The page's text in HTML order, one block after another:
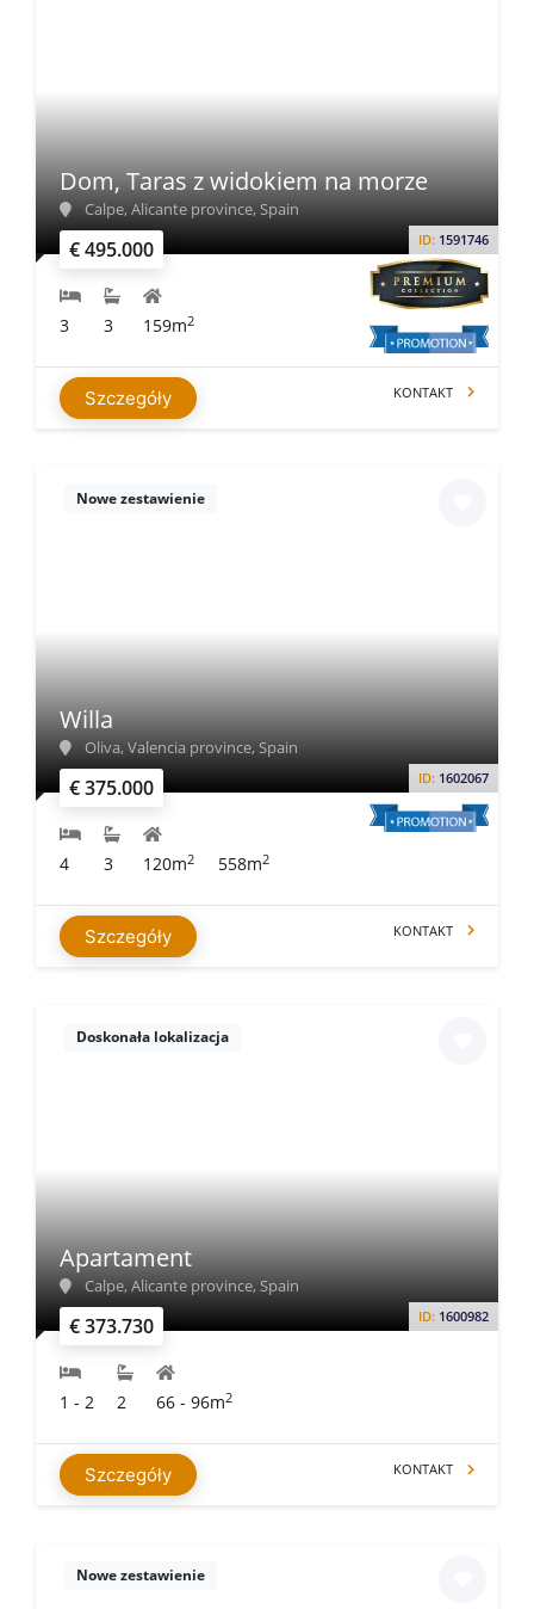
€ 495.000 ID: 1591746
Dom, Taras z widokiem na morze
Calpe, Alicante province, Spain
3 3 159m2
Szczegóły KONTAKT
Nowe zestawienie
€ 375.000 ID: 1602067
Willa
Oliva, Valencia province, Spain
4 3 120m2 558m2
Szczegóły KONTAKT
Doskonała lokalizacja
€ 373.730 ID: 1600982
Apartament
Calpe, Alicante province, Spain
1 - 2 2 66 - 96m2
Szczegóły KONTAKT
Nowe zestawienie